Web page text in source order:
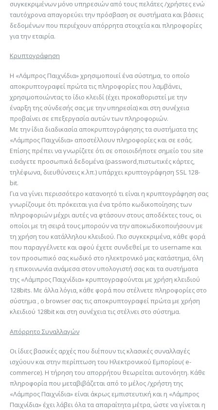
συγκεκριμένων μόνο υπηρεσιών από τους πελάτες /χρήστες ενώ
ταυτόχρονα απαγορεύει την πρόσβαση σε συστήματα και βάσεις
δεδομένων που περιέχουν απόρρητα στοιχεία και πληροφορίες
για την εταιρία.
Κρυπτογράφηση
Η «Λάμπρος Παιχνίδια» χρησιμοποιεί ένα σύστημα, το οποίο
αποκρυπτογραφεί πρώτα τις πληροφορίες που λαμβάνει,
χρησιμοποιώντας το ίδιο κλειδί (έχει προκαθοριστεί με την
έναρξη της σύνδεσής σας με την υπηρεσία) και στη συνέχεια
προβαίνει σε επεξεργασία αυτών των πληροφοριών.
Με την ίδια διαδικασία αποκρυπτογράφησης τα συστήματα της
«Λάμπρος Παιχνίδια» αποστέλλουν πληροφορίες και σε εσάς.
Επίσης πρέπει να γνωρίζετε ότι σε οποιοιδήποτε σημείο του site
εισάγετε προσωπικά δεδομένα (password,πιστωτικές κάρτες,
τηλέφωνα, διευθύνσεις κ.λπ.) υπάρχει κρυπτογράφηση SSL 128-
bit.
Για να γίνει περισσότερο κατανοητό τι είναι η κρυπτογράφηση σας
γνωρίζουμε ότι πρόκειται για ένα τρόπο κωδικοποίησης των
πληροφοριών μέχρι αυτές να φτάσουν στους αποδέκτες τους, οι
οποίοι με τη σειρά τους μπορούν να την αποκωδικοποιήσουν με
τη χρήση του κατάλληλου κλειδιού. Πιο συγκεκριμένα, κάθε φορά
που παραγγέλνετε και αφού έχετε συνδεθεί με το username και
τον προσωπικό σας κωδικό στο ηλεκτρονικό μας κατάστημα, όλη
η επικοινωνία ανάμεσα στον υπολογιστή σας και τα συστήματα
της «Λάμπρος Παιχνίδια» κρυπτογραφούνται με χρήση κλειδιού
128bits. Με άλλα λόγια, κάθε φορά που στέλνετε πληροφορίες στο
σύστημα , ο browser σας τις αποκρυπτογραφεί πρώτα με χρήση
κλειδιού 128bit και στη συνέχεια τις στέλνει στο σύστημα.
Απόρρητο Συναλλαγών
Οι ίδιες βασικές αρχές που διέπουν τις κλασικές συναλλαγές
ισχύουν και στην περίπτωση του Ηλεκτρονικού Εμπορίου( e-
commerce). Η τήρηση του απορρήτου θεωρείται αυτονόητη. Κάθε
πληροφορία που μεταβιβάζεται από το μέλος /χρήστη της
«Λάμπρος Παιχνίδια» είναι άκρως εμπιστευτική και η «Λάμπρος
Παιχνίδια» έχει λάβει όλα τα απαραίτητα μέτρα, ώστε να γίνεται η